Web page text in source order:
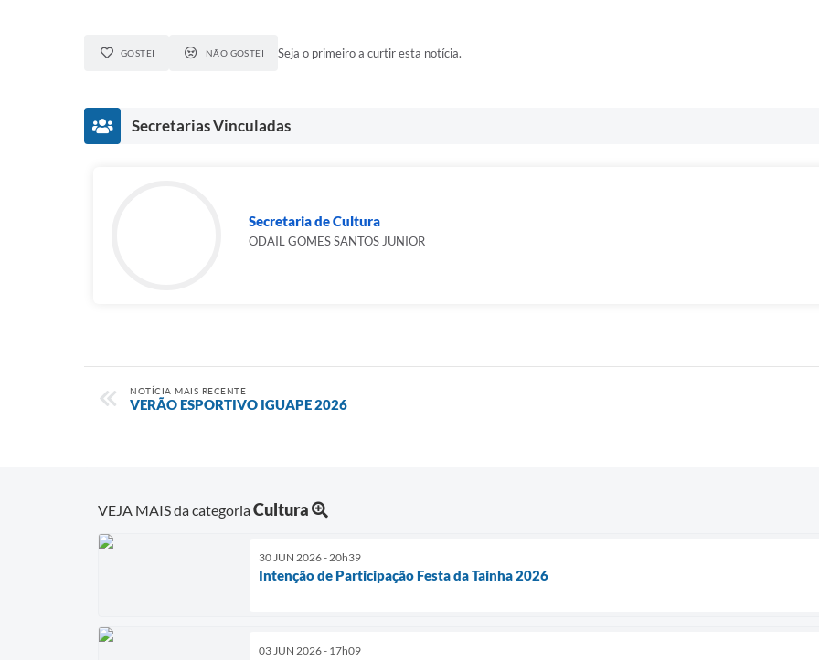
GOSTEI NÃO GOSTEI Seja o primeiro a curtir esta notícia.
Secretarias Vinculadas
Secretaria de Cultura
ODAIL GOMES SANTOS JUNIOR
NOTÍCIA MAIS RECENTE
VERÃO ESPORTIVO IGUAPE 2026
VEJA MAIS da categoriaCultura
30 JUN 2026 - 20h39
Intenção de Participação Festa da Tainha 2026
03 JUN 2026 - 17h09